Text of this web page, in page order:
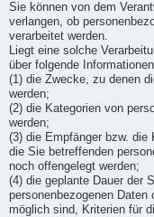
Sie können von dem
verlangen, ob
verarbeitet werden.
Liegt eine solche
über folgende
(1) die Zwecke, zu denen
werden;
(2) die Kategorien von
werden;
(3) die Empfänger bzw. die
die Sie betreffenden
noch offengelegt werden;
(4) die geplante Dauer der
personenbezogenen
möglich sind, Kriterien für